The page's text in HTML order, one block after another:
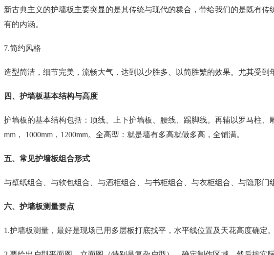
新古典主义的护墙板主要突显的是其传统与现代的糅合，带给我们的是既有
有的内涵。
7.简约风格
造型简洁，细节完美，流畅大气，达到以少胜多、以简胜繁的效果。尤其受到
四、护墙板基本结构与高度
护墙板的基本结构包括：顶线、上下护墙板、腰线、踢脚线。再辅以罗马柱
mm， 1000mm，1200mm。全高型：就是墙有多高就做多高，全铺满。
五、常见护墙板组合形式
与壁纸组合、与软包组合、与酒柜组合、与书柜组合、与衣柜组合、与隐形门
六、护墙板测量要点
1.护墙板测量，最好是现场已用多层板打底找平，水平线位置及天花高度确定。